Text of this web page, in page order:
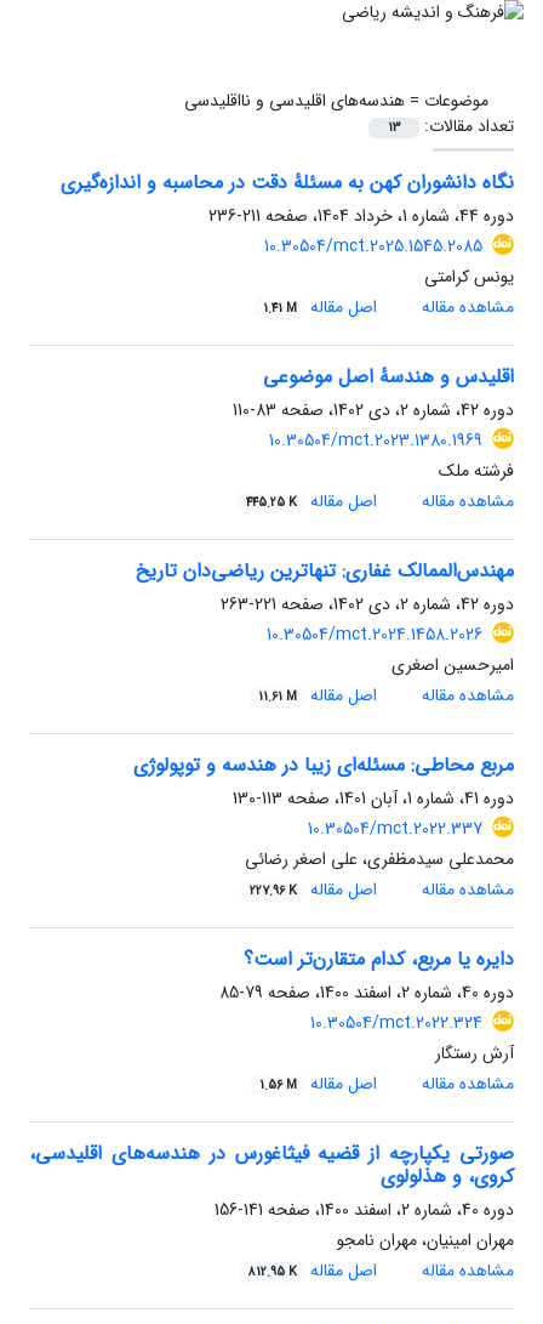
موضوعات =هندسه‌های اقلیدسی و نااقلیدسی
تعداد مقالات:
13
نگاه دانشوران کهن به مسئلهٔ دقت در محاسبه و اندازه‌گیری
دوره 44، شماره 1، خرداد 1404، صفحه
211-236
10.30504/mct.2025.1545.2085
یونس کرامتی
مشاهده مقاله
اصل مقاله 1.41 M
اقلیدس و هندسهٔ اصل موضوعی
دوره 42، شماره 2، دی 1402، صفحه
83-110
10.30504/mct.2023.1380.1969
فرشته ملک
مشاهده مقاله
اصل مقاله 445.25 K
مهندس‌‌الممالک غفاری: تنهاترین ریاضی‌دان تاریخ
دوره 42، شماره 2، دی 1402، صفحه
221-263
10.30504/mct.2024.1458.2026
امیرحسین اصغری
مشاهده مقاله
اصل مقاله 11.61 M
مربع محاطی: مسئله‌ای زیبا در هندسه و توپولوژی
دوره 41، شماره 1، آبان 1401، صفحه
113-130
10.30504/mct.2022.337
محمدعلی سیدمظفری، علی اصغر رضائی
مشاهده مقاله
اصل مقاله 227.96 K
دایره یا مربع، کدام متقارن‌تر است؟
دوره 40، شماره 2، اسفند 1400، صفحه
79-85
10.30504/mct.2022.324
آرش رستگار
مشاهده مقاله
اصل مقاله 1.56 M
صورتی یکپارچه از قضیه فیثاغورس در هندسه‌های اقلیدسی،
کروی، و هذلولوی
دوره 40، شماره 2، اسفند 1400، صفحه
141-156
مهران امینیان، مهران نامجو
مشاهده مقاله
اصل مقاله 812.95 K